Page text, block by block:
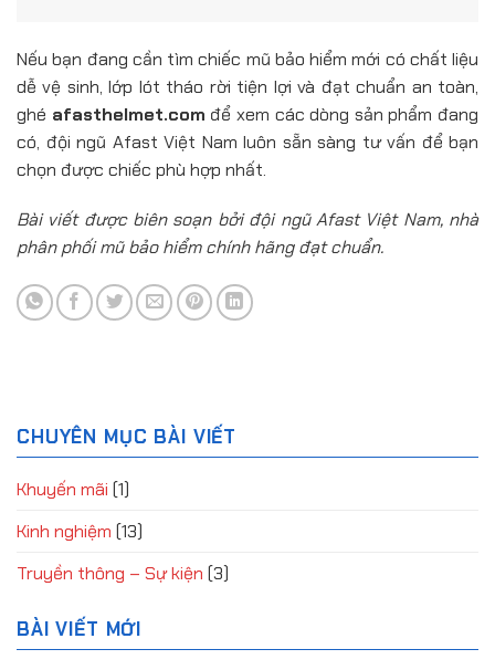
Nếu bạn đang cần tìm chiếc mũ bảo hiểm mới có chất liệu
dễ vệ sinh, lớp lót tháo rời tiện lợi và đạt chuẩn an toàn,
ghé afasthelmet.com để xem các dòng sản phẩm đang
có, đội ngũ Afast Việt Nam luôn sẵn sàng tư vấn để bạn
chọn được chiếc phù hợp nhất.
Bài viết được biên soạn bởi đội ngũ Afast Việt Nam, nhà
phân phối mũ bảo hiểm chính hãng đạt chuẩn.
CHUYÊN MỤC BÀI VIẾT
Khuyến mãi (1)
Kinh nghiệm (13)
Truyền thông – Sự kiện (3)
BÀI VIẾT MỚI